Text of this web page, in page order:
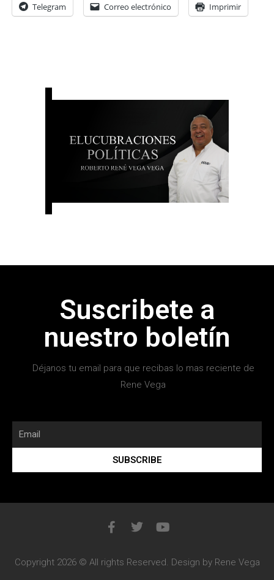
Telegram Correo electrónico Imprimir
Suscribete a
nuestro boletín
Déjanos tu email para que recibas lo mas reciente de
Rene Vega
SUBSCRIBE
Copyright 2026 © All rights Reserved. Design by Rene Vega